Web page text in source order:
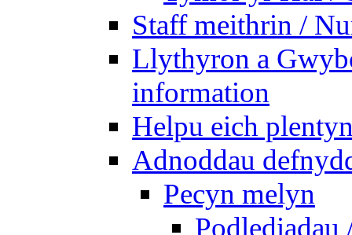
Staff meithrin /
Llythyron a
information
Helpu eich
Adnoddau
Pecyn melyn
Podlediadau